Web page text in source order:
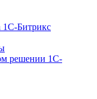
1С-Битрикс
решении 1С-